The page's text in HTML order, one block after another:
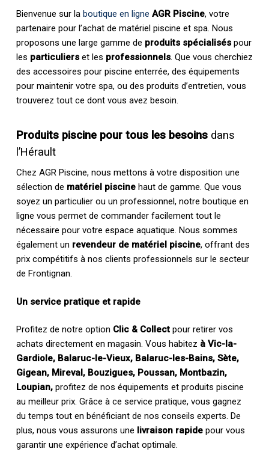
Bienvenue sur la boutique en ligne AGR Piscine, votre
partenaire pour l’achat de matériel piscine et spa. Nous
proposons une large gamme de produits spécialiséspour
les particulierset les professionnels. Que vous cherchiez
des accessoires pour piscine enterrée, des équipements
pour maintenir votre spa, ou des produits d’entretien, vous
trouverez tout ce dont vous avez besoin.
Produits piscine pour tous les besoins dans
l’Hérault
Chez AGR Piscine, nous mettons à votre disposition une
sélection de matériel piscinehaut de gamme. Que vous
soyez un particulier ou un professionnel, notre boutique en
ligne vous permet de commander facilement tout le
nécessaire pour votre espace aquatique. Nous sommes
également un revendeur de matériel piscine, offrant des
prix compétitifs à nos clients professionnels sur le secteur
de Frontignan.
Un service pratique et rapide
Profitez de notre option Clic & Collectpour retirer vos
achats directement en magasin. Vous habitez à Vic-la-
Gardiole, Balaruc-le-Vieux, Balaruc-les-Bains, Sète,
Gigean, Mireval, Bouzigues, Poussan, Montbazin,
Loupian, profitez de nos équipements et produits piscine
au meilleur prix. Grâce à ce service pratique, vous gagnez
du temps tout en bénéficiant de nos conseils experts. De
plus, nous vous assurons une livraison rapidepour vous
garantir une expérience d’achat optimale.